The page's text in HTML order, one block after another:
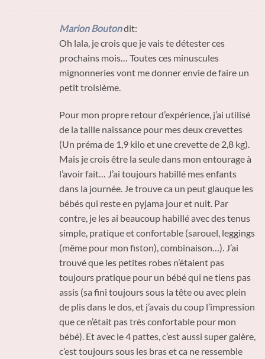
Marion Boutondit:
Oh lala, je crois que je vais te détester ces
prochains mois… Toutes ces minuscules
mignonneries vont me donner envie de faire un
petit troisième.
Pour mon propre retour d’expérience, j’ai utilisé
de la taille naissance pour mes deux crevettes
(Un préma de 1,9 kilo et une crevette de 2,8 kg).
Mais je crois être la seule dans mon entourage à
l’avoir fait… J’ai toujours habillé mes enfants
dans la journée. Je trouve ca un peut glauque les
bébés qui reste en pyjama jour et nuit. Par
contre, je les ai beaucoup habillé avec des tenus
simple, pratique et confortable (sarouel, leggings
(même pour mon fiston), combinaison…). J’ai
trouvé que les petites robes n’étaient pas
toujours pratique pour un bébé qui ne tiens pas
assis (sa fini toujours sous la tête ou avec plein
de plis dans le dos, et j’avais du coup l’impression
que ce n’était pas très confortable pour mon
bébé). Et avec le 4 pattes, c’est aussi super galère,
c’est toujours sous les bras et ca ne ressemble